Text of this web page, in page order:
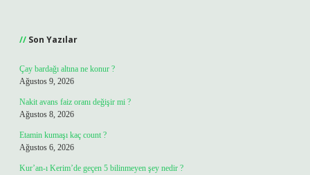
Son Yazılar
Çay bardağı altına ne konur ?
Ağustos 9, 2026
Nakit avans faiz oranı değişir mi ?
Ağustos 8, 2026
Etamin kumaşı kaç count ?
Ağustos 6, 2026
Kur’an-ı Kerim’de geçen 5 bilinmeyen şey nedir ?